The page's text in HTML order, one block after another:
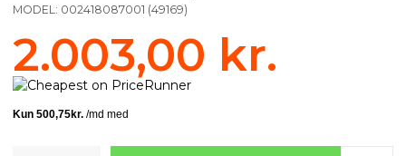
MODEL: 002418087001 (49169)
2.003,00 kr.